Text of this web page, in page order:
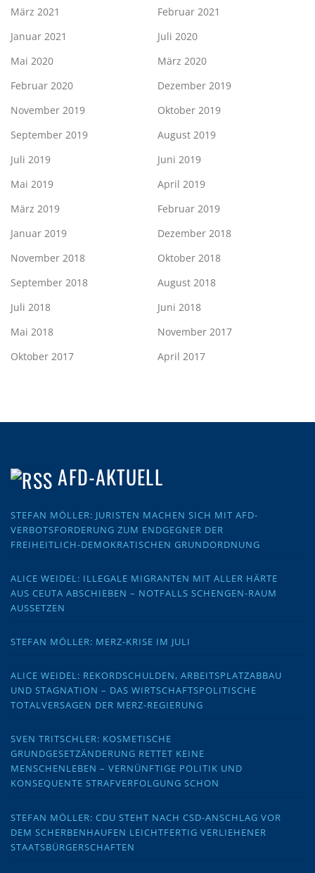
März 2021
Februar 2021
Januar 2021
Juli 2020
Mai 2020
März 2020
Februar 2020
Dezember 2019
November 2019
Oktober 2019
September 2019
August 2019
Juli 2019
Juni 2019
Mai 2019
April 2019
März 2019
Februar 2019
Januar 2019
Dezember 2018
November 2018
Oktober 2018
September 2018
August 2018
Juli 2018
Juni 2018
Mai 2018
November 2017
Oktober 2017
April 2017
AFD-AKTUELL
STEFAN MÖLLER: JURISTEN MACHEN SICH MIT AFD-
VERBOTSFORDERUNG ZUM ENDGEGNER DER
FREIHEITLICH-DEMOKRATISCHEN GRUNDORDNUNG
ALICE WEIDEL: ILLEGALE MIGRANTEN MIT ALLER HÄRTE
AUS CEUTA ABSCHIEBEN – NOTFALLS SCHENGEN-RAUM
AUSSETZEN
STEFAN MÖLLER: MERZ-KRISE IM JULI
ALICE WEIDEL: REKORDSCHULDEN, ARBEITSPLATZABBAU
UND STAGNATION – DAS WIRTSCHAFTSPOLITISCHE
TOTALVERSAGEN DER MERZ-REGIERUNG
SVEN TRITSCHLER: KOSMETISCHE
GRUNDGESETZÄNDERUNG RETTET KEINE
MENSCHENLEBEN – VERNÜNFTIGE POLITIK UND
KONSEQUENTE STRAFVERFOLGUNG SCHON
STEFAN MÖLLER: CDU STEHT NACH CSD-ANSCHLAG VOR
DEM SCHERBENHAUFEN LEICHTFERTIG VERLIEHENER
STAATSBÜRGERSCHAFTEN